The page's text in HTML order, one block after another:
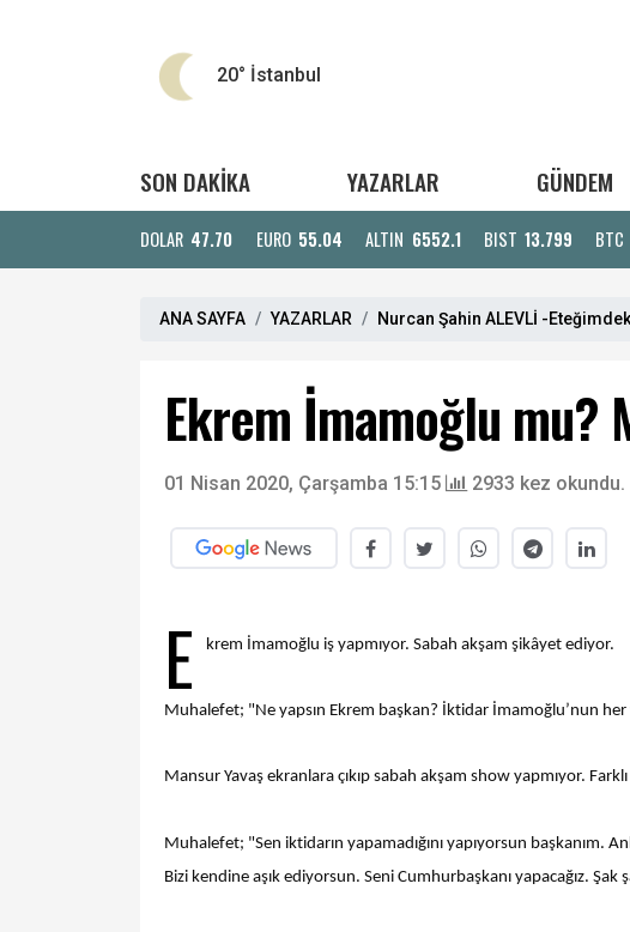
20° İstanbul
SON DAKİKA YAZARLAR GÜNDEM
DOLAR 47.70 EURO 55.04 ALTIN 6552.1 BIST 13.799 BTC
ANA SAYFA YAZARLAR Nurcan Şahin ALEVLİ -
Ekrem İmamoğlu mu?
01 Nisan 2020, Çarşamba 15:15 2933 kez okundu.
E krem İmamoğlu iş yapmıyor. Sabah akşam şikâyet ediyor.
Muhalefet; "Ne yapsın Ekrem başkan? İktidar İmamoğlu’nun her
Mansur Yavaş ekranlara çıkıp sabah akşam show yapmıyor.
Muhalefet; "Sen iktidarın yapamadığını yapıyorsun başkanım.
Bizi kendine aşık ediyorsun. Seni Cumhurbaşkanı yapacağız. Şak